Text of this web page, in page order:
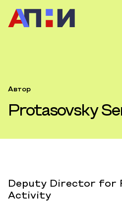
Автор
Protasovsky
Deputy Director for
Activity